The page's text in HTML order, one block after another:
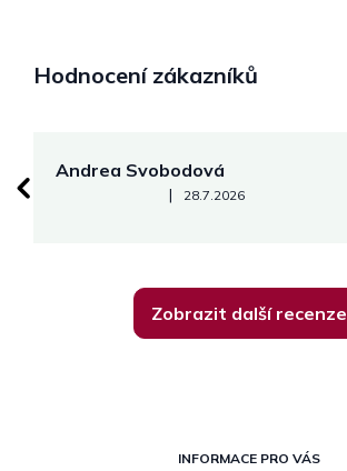
Hodnocení zákazníků
Andrea Svobodová
Hodnocení obchodu je 5 z 5 hvězdiček.
| 28.7.2026
Zobrazit další recenze
INFORMACE PRO VÁS